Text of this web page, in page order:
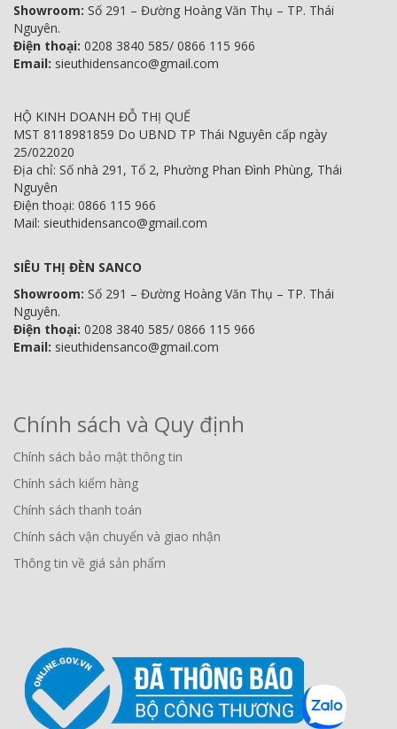
Showroom: Số 291 – Đường Hoàng Văn Thụ – TP. Thái
Nguyên.
Điện thoại: 0208 3840 585/ 0866 115 966
Email: sieuthidensanco@gmail.com
HỘ KINH DOANH ĐỖ THỊ QUẾ
MST 8118981859 Do UBND TP Thái Nguyên cấp ngày
25/022020
Địa chỉ: Số nhà 291, Tổ 2, Phường Phan Đình Phùng, Thái
Nguyên
Điện thoại: 0866 115 966
Mail: sieuthidensanco@gmail.com
SIÊU THỊ ĐÈN SANCO
Showroom: Số 291 – Đường Hoàng Văn Thụ – TP. Thái
Nguyên.
Điện thoại: 0208 3840 585/ 0866 115 966
Email: sieuthidensanco@gmail.com
Chính sách và Quy định
Chính sách bảo mật thông tin
Chính sách kiểm hàng
Chính sách thanh toán
Chính sách vận chuyển và giao nhận
Thông tin về giá sản phẩm